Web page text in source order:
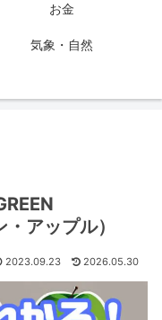
お金
気象・自然
アップル）
2023.09.23 2026.05.30